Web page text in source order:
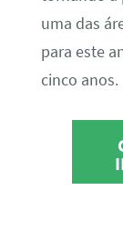
uma das
para este
cinco anos.